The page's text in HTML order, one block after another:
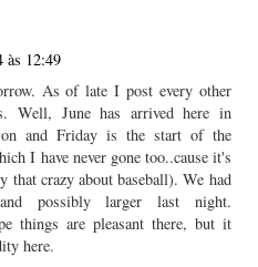
às 12:49
As of late I post every other
Well, June has arrived here in
and Friday is the start of the
I have never gone too..cause it's
that crazy about baseball). We had
possibly larger last night.
things are pleasant there, but it
here.